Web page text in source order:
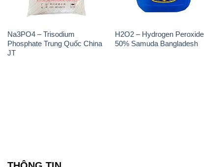
Na3PO4 – Trisodium
Phosphate Trung Quốc China
JT
H2O2 – Hydrogen Peroxide
50% Samuda Bangladesh